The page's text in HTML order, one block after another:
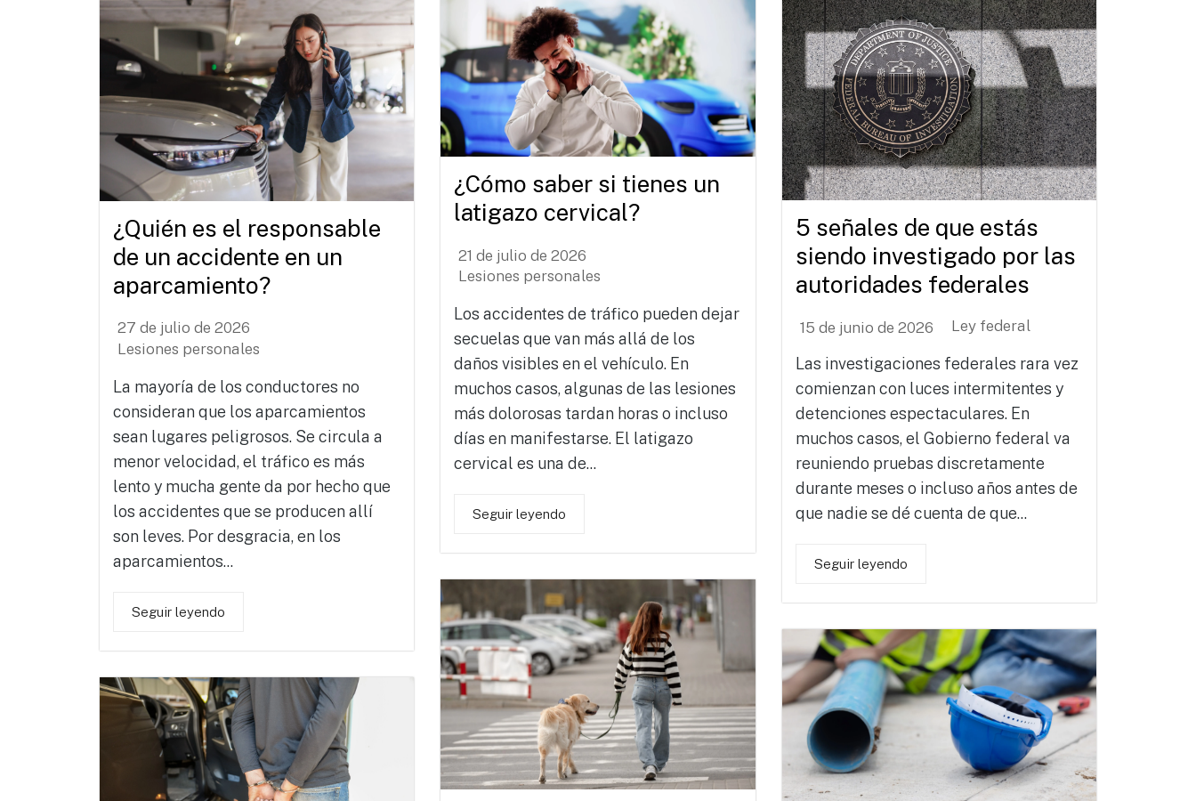
¿Quién es el responsable
de un accidente en un
aparcamiento?
27 de julio de 2026
Lesiones personales
La mayoría de los conductores no
consideran que los aparcamientos
sean lugares peligrosos. Se circula a
menor velocidad, el tráfico es más
lento y mucha gente da por hecho que
los accidentes que se producen allí
son leves. Por desgracia, en los
aparcamientos...
Seguir leyendo
¿Cómo saber si tienes un
latigazo cervical?
21 de julio de 2026
Lesiones personales
Los accidentes de tráfico pueden dejar
secuelas que van más allá de los
daños visibles en el vehículo. En
muchos casos, algunas de las lesiones
más dolorosas tardan horas o incluso
días en manifestarse. El latigazo
cervical es una de...
Seguir leyendo
5 señales de que estás
siendo investigado por las
autoridades federales
15 de junio de 2026 Ley federal
Las investigaciones federales rara vez
comienzan con luces intermitentes y
detenciones espectaculares. En
muchos casos, el Gobierno federal va
reuniendo pruebas discretamente
durante meses o incluso años antes de
que nadie se dé cuenta de que...
Seguir leyendo